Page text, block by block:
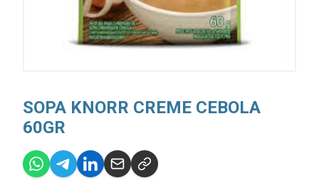
SOPA KNORR CREME CEBOLA
60GR